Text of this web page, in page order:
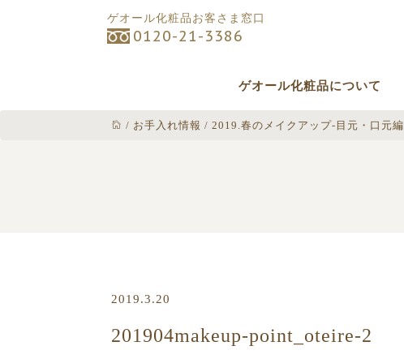
ゲオール化粧品について
ゲオール化粧品お客さま窓口
0120-21-3386
/ お手入れ情報 / 2019.春のメイクアップ-目元・口元編
2019.3.20
201904makeup-point_oteire-2